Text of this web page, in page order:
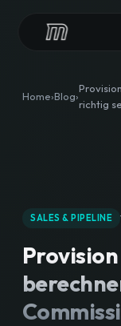
HubSpot Audit
HubSpot
Home Blog
richtig
SALES & PIPELINE